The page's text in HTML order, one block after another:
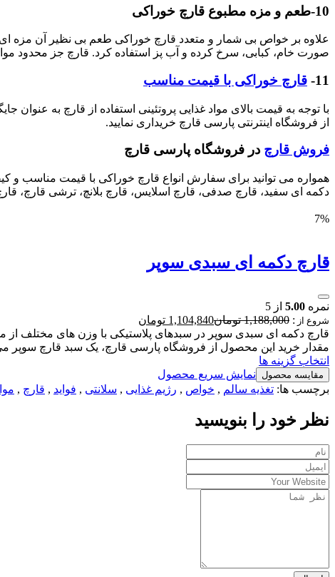
10-طعم و مزه مطبوع قارچ خوراکی
علاوه بر خواص بی شمار و متعدد قارچ خوراکی طعم بی نظیر آن مزه ای
صورت خام، کبابی، سرخ کرده و آب پز استفاده کرد. قارچ جز محدود
11- قارچ خوراکی با قیمت مناسب
با توجه به قیمت بالای مواد غذایی پروتئینی استفاده از قارچ به عنوان
از فروشگاه اینترنتی پارسی قارچ خریداری نمایید.
فروش قارچ در فروشگاه پارسی قارچ
همواره می توانید برای سفارش انواع قارچ خوراکی با قیمت مناسب و
دکمه ای سفید، قارچ صدفی، قارچ اسلایس، قارچ بلانچ، ترشی قارچ،
7%
قارچ دکمه ای سبدی سوپر
نمره 5.00 از 5
شروع از :
1,188,000 تومان1,104,840 تومان
قارچ دکمه ای سبدی سوپر در سبدهای پلاستیکی با وزن های مختلف
مقدار خرید این محصول از فروشگاه پارسی قارچ، یک سبد قارچ سوپر
انتخاب گزینه ها
مقایسه محصول
نمایش سریع محصول
برچسب ها: تغذیه سالم , خواص , رژیم غذایی , سلانتی , فواید , قارچ ,
نظر خود را بنویسید